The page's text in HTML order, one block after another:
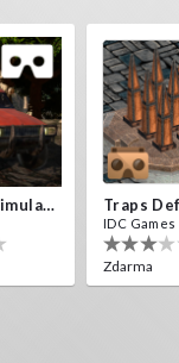
Off Road Simulator VR
IDC Games
Zdarma